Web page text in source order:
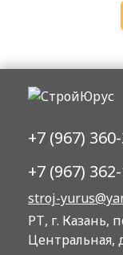
+7 (967)
+7 (967)
stroj-
РТ, г. Казань,
Центральная,